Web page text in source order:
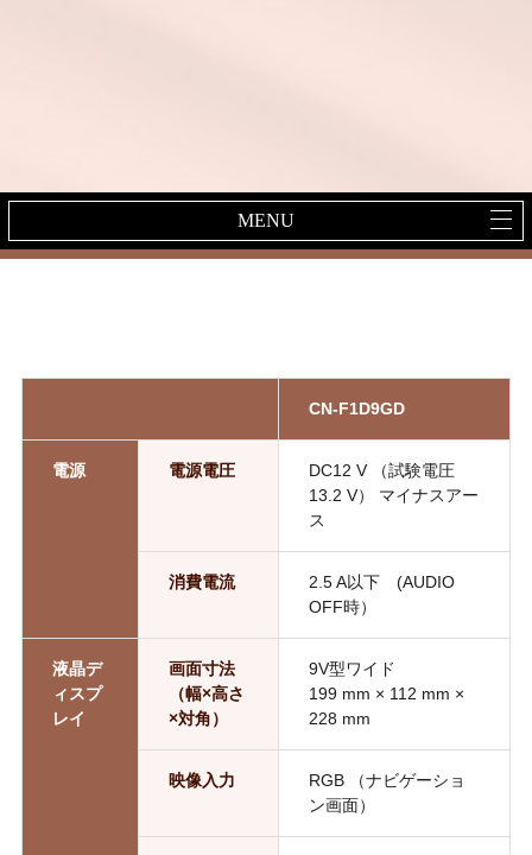
MENU
CN-F1D9GD
電源 電源電圧
DC12 V （試験電圧
13.2 V） マイナスアー
ス
消費電流
2.5 A以下 (AUDIO
OFF時）
液晶デ
ィスプ
レイ
画面寸法
（幅×高さ
×対角）
9V型ワイド
199 mm × 112 mm ×
228 mm
映像入力
RGB （ナビゲーショ
ン画面）